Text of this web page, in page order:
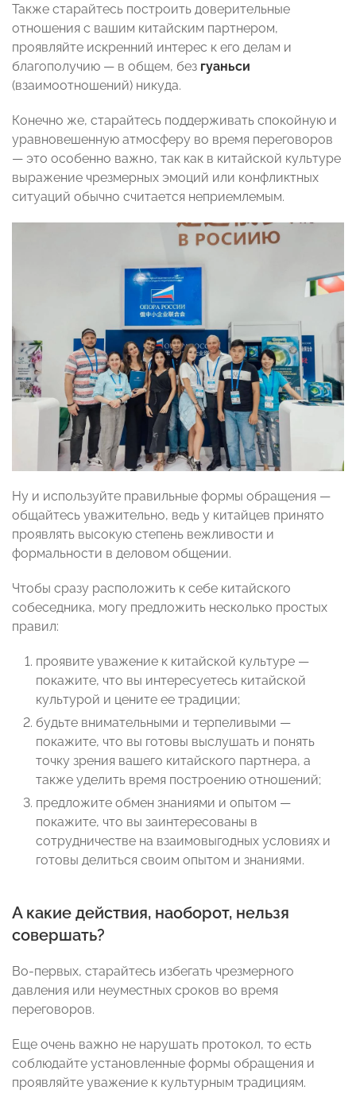
Также старайтесь построить доверительные
отношения с вашим китайским партнером,
проявляйте искренний интерес к его делам и
благополучию — в общем, без гуаньси
(взаимоотношений) никуда.
Конечно же, старайтесь поддерживать спокойную и
уравновешенную атмосферу во время переговоров
— это особенно важно, так как в китайской культуре
выражение чрезмерных эмоций или конфликтных
ситуаций обычно считается неприемлемым.
Ну и используйте правильные формы обращения —
общайтесь уважительно, ведь у китайцев принято
проявлять высокую степень вежливости и
формальности в деловом общении.
Чтобы сразу расположить к себе китайского
собеседника, могу предложить несколько простых
правил:
проявите уважение к китайской культуре —
покажите, что вы интересуетесь китайской
культурой и цените ее традиции;
будьте внимательными и терпеливыми —
покажите, что вы готовы выслушать и понять
точку зрения вашего китайского партнера, а
также уделить время построению отношений;
предложите обмен знаниями и опытом —
покажите, что вы заинтересованы в
сотрудничестве на взаимовыгодных условиях и
готовы делиться своим опытом и знаниями.
А какие действия, наоборот, нельзя
совершать?
Во-первых, старайтесь избегать чрезмерного
давления или неуместных сроков во время
переговоров.
Еще очень важно не нарушать протокол, то есть
соблюдайте установленные формы обращения и
проявляйте уважение к культурным традициям.